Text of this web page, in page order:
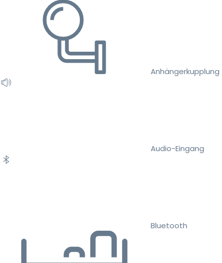
Anhängerkupplung
Audio-Eingang
Bluetooth